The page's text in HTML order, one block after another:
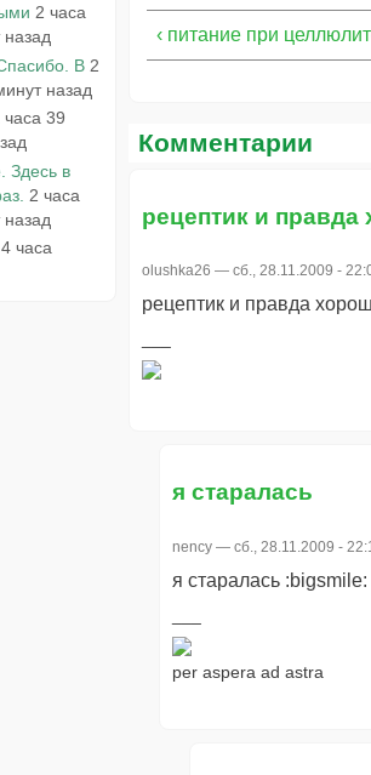
‹ питание при
Комментарии
рецептик и
olushka26 — сб., 28.11.2009 -
рецептик и правда
я старалась
nency — сб., 28.11.2009 -
я старалась :bigsmile:
per aspera ad astra
2 часа
В 2
назад
часа 39
Здесь в
2 часа
часа